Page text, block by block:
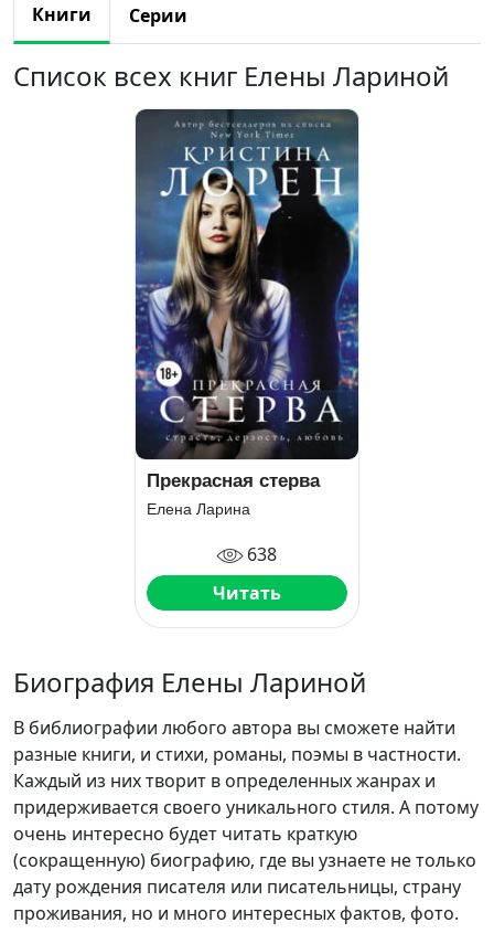
Книги Серии
Список всех книг Елены Лариной
Прекрасная стерва
Елена Ларина
638
Читать
Биография Елены Лариной
В библиографии любого автора вы сможете найти
разные книги, и стихи, романы, поэмы в частности.
Каждый из них творит в определенных жанрах и
придерживается своего уникального стиля. А потому
очень интересно будет читать краткую
(сокращенную) биографию, где вы узнаете не только
дату рождения писателя или писательницы, страну
проживания, но и много интересных фактов, фото.